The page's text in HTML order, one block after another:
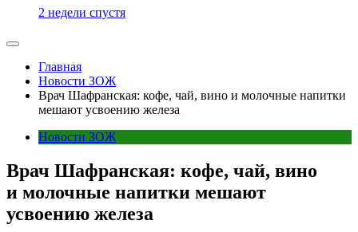
2 недели спустя
Главная
Новости ЗОЖ
Врач Шафранская: кофе, чай, вино и молочные напитки
мешают усвоению железа
Новости ЗОЖ
Врач Шафранская: кофе, чай, вино
и молочные напитки мешают
усвоению железа